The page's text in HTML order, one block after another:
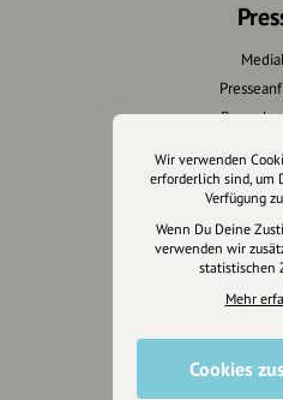
Wir
Fotografie
Design &
Anakin
Wir verwenden
erforderlich sind, um
Verfügung
Wenn Du Deine
verwenden wir
statistischen
Mehr
Cookies